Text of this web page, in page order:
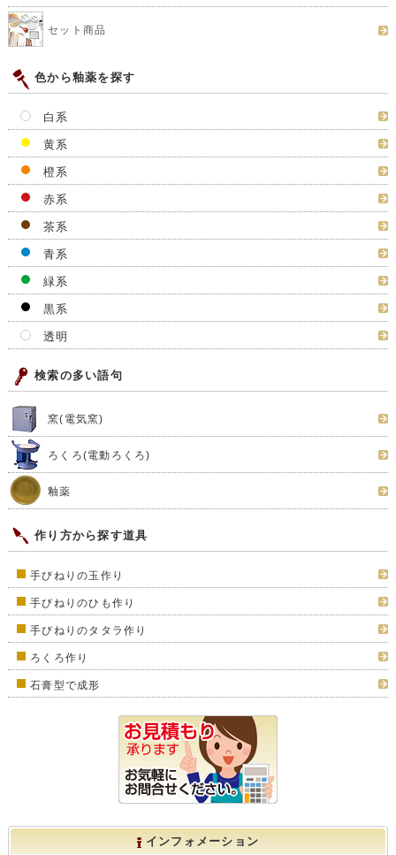
セット商品
色から釉薬を探す
白系
黄系
橙系
赤系
茶系
青系
緑系
黒系
透明
検索の多い語句
窯(電気窯)
ろくろ(電動ろくろ)
釉薬
作り方から探す道具
手びねりの玉作り
手びねりのひも作り
手びねりのタタラ作り
ろくろ作り
石膏型で成形
インフォメーション